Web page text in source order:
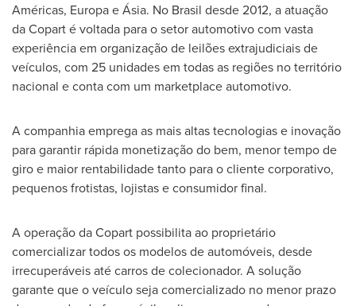
Américas, Europa e Ásia. No Brasil desde 2012, a atuação
da Copart é voltada para o setor automotivo com vasta
experiência em organização de leilões extrajudiciais de
veículos, com 25 unidades em todas as regiões no território
nacional e conta com um marketplace automotivo.
A companhia emprega as mais altas tecnologias e inovação
para garantir rápida monetização do bem, menor tempo de
giro e maior rentabilidade tanto para o cliente corporativo,
pequenos frotistas, lojistas e consumidor final.
A operação da Copart possibilita ao proprietário
comercializar todos os modelos de automóveis, desde
irrecuperáveis até carros de colecionador. A solução
garante que o veículo seja comercializado no menor prazo